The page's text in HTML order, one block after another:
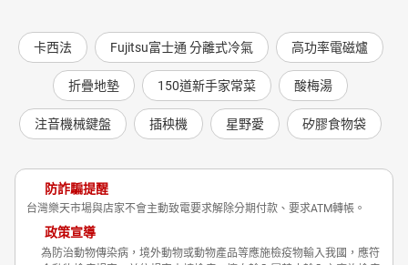
卡西法 Fujitsu富士通 分離式冷氣 高功率電磁爐
折疊地墊 150道新手家常菜 酸梅湯
注音機械鍵盤 插秧機 星野愛 矽膠食物袋
防詐騙提醒
台灣樂天市場與店家不會主動致電要求解除分期付款、要求ATM轉帳。
政策宣導
為防治動物傳染病，境外動物或動物產品等應施檢疫物輸入我國，應符